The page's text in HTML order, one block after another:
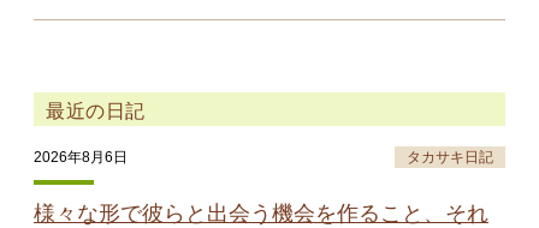
最近の日記
2026年8月6日 タカサキ日記
様々な形で彼らと出会う機会を作ること、それ